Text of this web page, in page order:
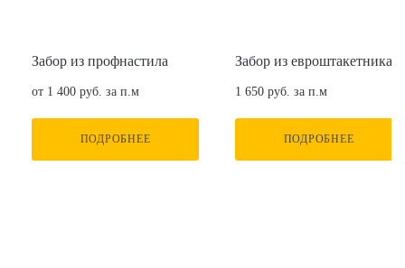
Забор из профнастила
от 1 400 руб. за п.м
ПОДРОБНЕЕ
Забор из евроштакетника
1 650 руб. за п.м
ПОДРОБНЕЕ